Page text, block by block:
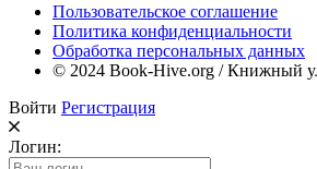
Пользовательское соглашение
Политика конфиденциальности
Обработка персональных данных
© 2024 Book-Hive.org / Книжный
Войти Регистрация
Логин: